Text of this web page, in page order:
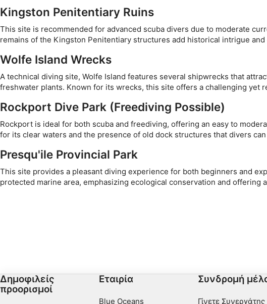
Kingston Penitentiary Ruins
This site is recommended for advanced scuba divers due to moderate
remains of the Kingston Penitentiary structures add historical intrigue
Wolfe Island Wrecks
A technical diving site, Wolfe Island features several shipwrecks that
freshwater plants. Known for its wrecks, this site offers a challenging yet
Rockport Dive Park (Freediving Possible)
Rockport is ideal for both scuba and freediving, offering an easy to
for its clear waters and the presence of old dock structures that divers
Presqu'ile Provincial Park
This site provides a pleasant diving experience for both beginners and
protected marine area, emphasizing ecological conservation and offering
Δημοφιλείς
προορισμοί
Εταιρία
Blue Oceans
Συνδρομή
Γίνετε Συνεργάτης
Κατανόηση του κοινού μέσω στατιστικών στοιχείων ή συνδυασμών
Ανάπτυξη και βελτίωση υπηρεσιών
Χρήση περιορισμένων δεδομένων για την επιλογή περιεχομένου
Ειδικά χαρακτηριστικά IAB:
Αναγνώριση συσκευών με βάση πληροφορίες που ζητούνται ενεργά
Σκοποί επεξεργασίας που δεν αφορούν τη ΔΑΒ:
Απαραίτητη
Εκτέλεση